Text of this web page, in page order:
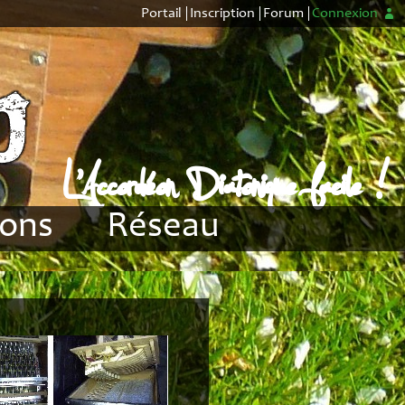
Portail Inscription Forum Connexion
L'Accordéon Diatonique facile !
1
2
Réseau
CADB
CDTC
Distributeurs
Forum